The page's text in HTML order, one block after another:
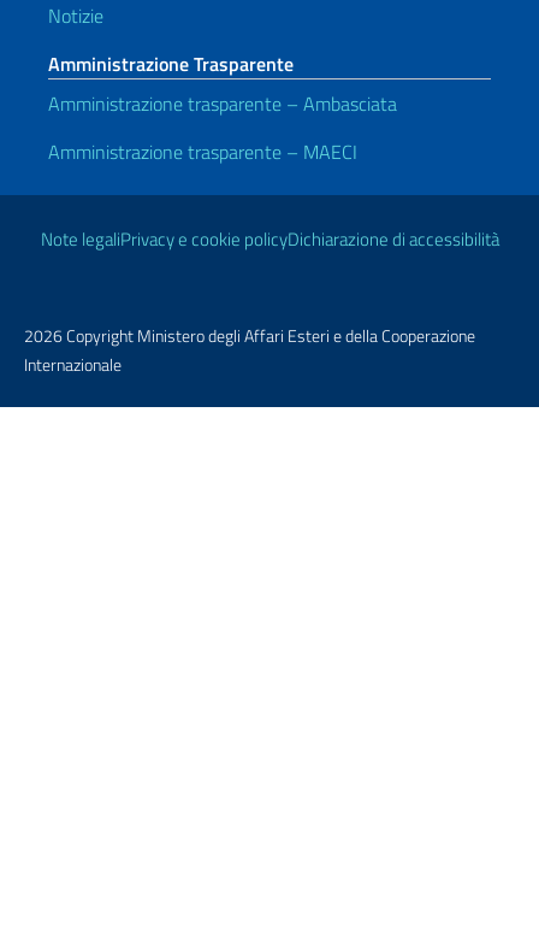
Notizie
Amministrazione Trasparente
Amministrazione trasparente – Ambasciata
Amministrazione trasparente – MAECI
Link Utili
Note legaliPrivacy e cookie policyDichiarazione di accessibilità
2026 Copyright Ministero degli Affari Esteri e della Cooperazione
Internazionale